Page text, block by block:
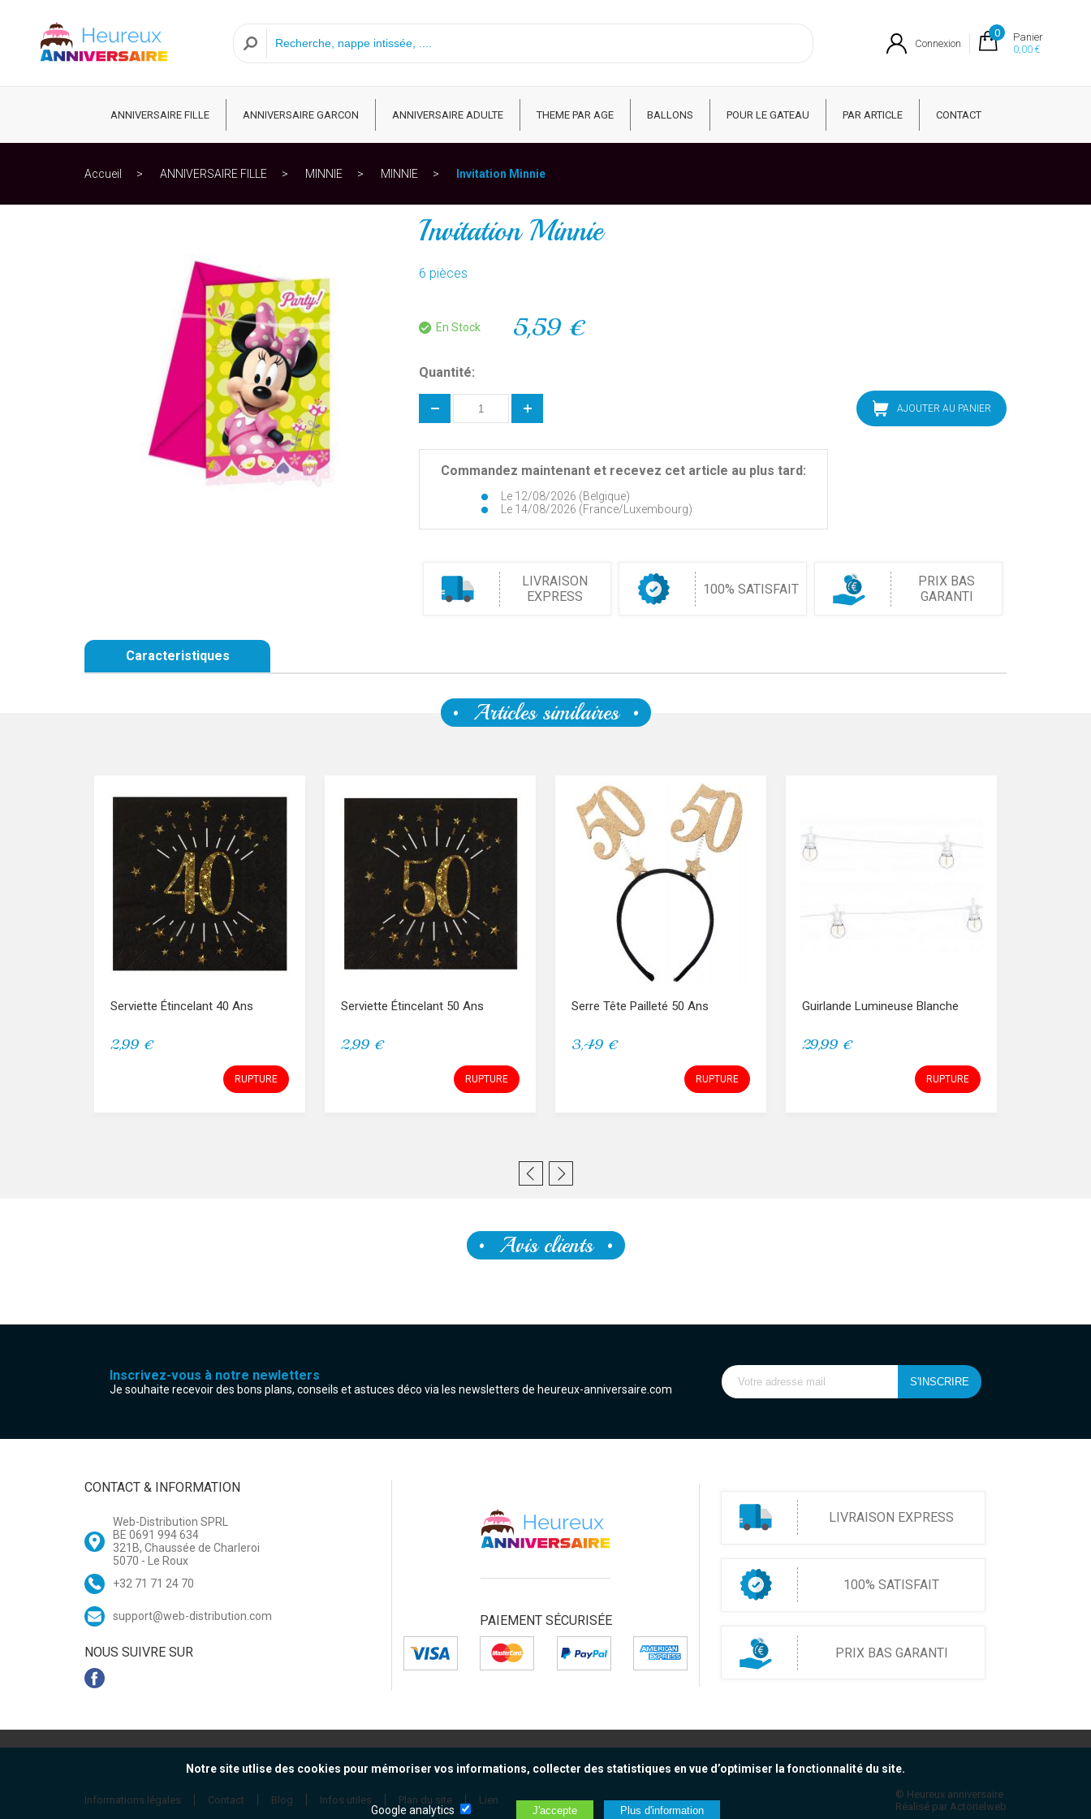
Connexion
0 Panier
0,00 €
ANNIVERSAIRE FILLE ANNIVERSAIRE GARCON ANNIVERSAIRE ADULTE THEME PAR AGE BALLONS POUR LE GATEAU PAR ARTICLE CONTACT
Accueil ANNIVERSAIRE FILLE MINNIE MINNIE Invitation Minnie
Invitation Minnie
6 pièces
En Stock 5,59 €
Quantité:
AJOUTER AU PANIER
Commandez maintenant et recevez cet article au plus tard:
Le 12/08/2026 (Belgique)
Le 14/08/2026 (France/Luxembourg)
LIVRAISON
EXPRESS
100% SATISFAIT
PRIX BAS
GARANTI
Caracteristiques
Articles similaires
Serviette Étincelant 40 Ans
2,99 €
RUPTURE
Serviette Étincelant 50 Ans
2,99 €
RUPTURE
Serre Tête Pailleté 50 Ans
3,49 €
RUPTURE
Guirlande Lumineuse Blanche
29,99 €
RUPTURE
Avis clients
Inscrivez-vous à notre newletters
Je souhaite recevoir des bons plans, conseils et astuces déco via les newsletters de heureux-anniversaire.com
CONTACT & INFORMATION
Web-Distribution SPRL
BE 0691 994 634
321B, Chaussée de Charleroi
5070 - Le Roux
+32 71 71 24 70
support@web-distribution.com
NOUS SUIVRE SUR
PAIEMENT SÉCURISÉE
LIVRAISON EXPRESS
100% SATISFAIT
PRIX BAS GARANTI
Informations légales Contact Blog Infos utiles Plan du site Lien
© Heureux anniversaire
Réalisé par Actorielweb
Notre site utlise des cookies pour mémoriser vos informations, collecter des statistiques en vue d’optimiser la fonctionnalité du site.
Google analytics